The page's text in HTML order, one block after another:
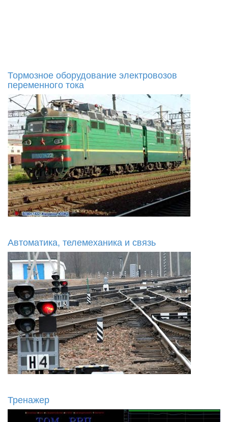
Тормозное оборудование электровозов
переменного тока
Автоматика, телемеханика и связь
Тренажер